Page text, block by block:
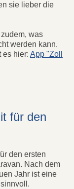
sie lieber die
was
werden kann.
es hier: App "Zoll
für den
den ersten
Nach dem
Jahr ist eine